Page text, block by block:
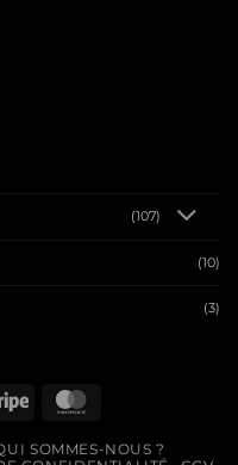
(107)
(10)
(3)
Stripe
SOMMES-NOUS ?